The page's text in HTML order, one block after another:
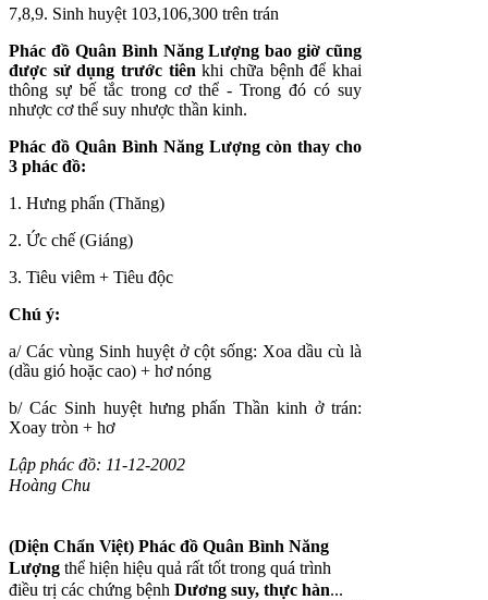
7,8,9. Sinh huyệt 103,106,300 trên trán
Phác đồ Quân Bình Năng Lượng bao giờ cũng
được sử dụng trước tiên khi chữa bệnh để khai
thông sự bế tắc trong cơ thể - Trong đó có suy
nhược cơ thể suy nhược thần kinh.
Phác đồ Quân Bình Năng Lượng còn thay cho
3 phác đồ:
1. Hưng phấn (Thăng)
2. Ức chế (Giáng)
3. Tiêu viêm + Tiêu độc
Chú ý:
a/ Các vùng Sinh huyệt ở cột sống: Xoa dầu cù là
(dầu gió hoặc cao) + hơ nóng
b/ Các Sinh huyệt hưng phấn Thần kinh ở trán:
Xoay tròn + hơ
Lập phác đồ: 11-12-2002
Hoàng Chu
(Diện Chẩn Việt) Phác đồ Quân Bình Năng
Lượng thể hiện hiệu quả rất tốt trong quá trình
điều trị các chứng bệnh Dương suy, thực hàn...